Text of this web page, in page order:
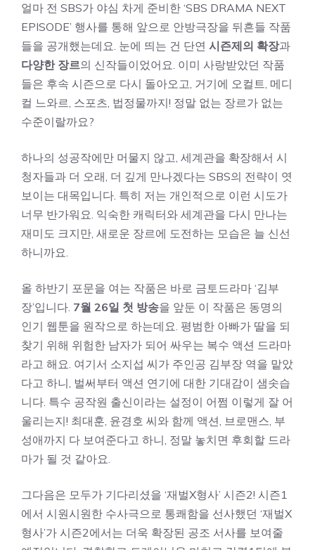
얼마 전 SBS가 야심 차게 준비한 ‘SBS DRAMA NEXT
EPISODE’ 행사를 통해 앞으로 안방극장을 뒤흔들 작품
들을 공개했는데요. 눈에 띄는 건 단연 시즌제의 확장과
다양한 장르의 신작들이었어요. 이미 사랑받았던 작품
들은 후속 시즌으로 다시 돌아오고, 거기에 오컬트, 메디
컬 느와르, 스포츠, 법정물까지! 정말 없는 장르가 없는
수준이랄까요?
하나의 성공작에만 머물지 않고, 세계관을 확장해서 시
청자들과 더 오래, 더 깊게 만나겠다는 SBS의 전략이 엿
보이는 대목입니다. 특히 저는 개인적으로 이런 시도가
너무 반가워요. 익숙한 캐릭터와 세계관을 다시 만나는
재미도 크지만, 새로운 장르에 도전하는 모습은 늘 신선
하니까요.
올 하반기 포문을 여는 작품은 바로 금토드라마 ‘김부
장’입니다. 7월 26일 첫 방송을 앞둔 이 작품은 동명의
인기 웹툰을 원작으로 하는데요. 평범한 아빠가 딸을 되
찾기 위해 위험한 남자가 되어 싸우는 복수 액션 드라마
라고 해요. 여기서 소지섭 씨가 주인공 김부장 역을 맡았
다고 하니, 벌써부터 액션 연기에 대한 기대감이 샘솟습
니다. 특수 공작원 출신이라는 설정이 어쩜 이렇게 잘 어
울리는지! 최대훈, 윤경호 씨와 함께 액션, 브로맨스, 부
성애까지 다 보여준다고 하니, 정말 놓치면 후회할 드라
마가 될 것 같아요.
그다음은 모두가 기다리셨을 ‘재벌X형사’ 시즌2! 시즌1
에서 시원시원한 수사극으로 통쾌함을 선사했던 ‘재벌X
형사’가 시즌2에서는 더욱 확장된 공조 서사를 보여줄